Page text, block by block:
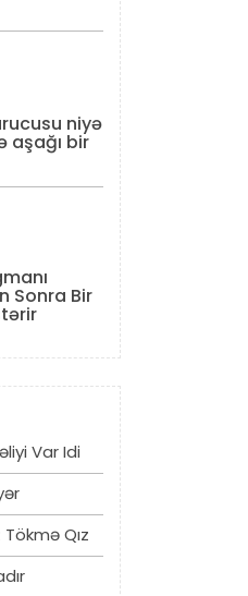
niyə
aşağı bir
Sonra Bir
Var Idi
Qız